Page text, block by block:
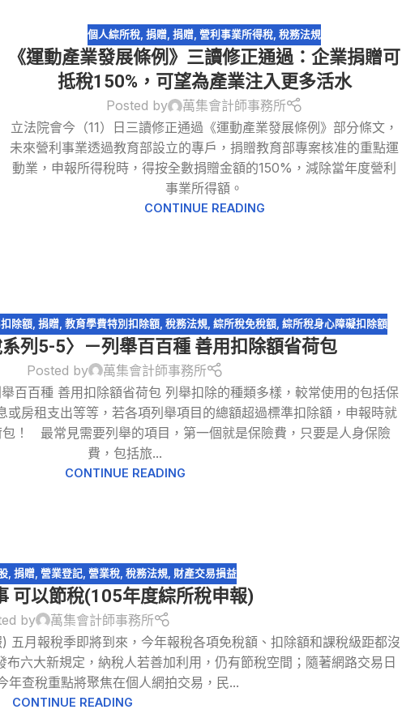
個人綜所稅,捐贈,捐贈,營利事業所得稅,稅務法規
《運動產業發展條例》三讀修正通過：企業捐贈可
抵稅150%，可望為產業注入更多活水
Posted by
萬集會計師事務所
立法院會今（11）日三讀修正通過《運動產業發展條例》部分條文，
未來營利事業透過教育部設立的專戶，捐贈教育部專案核准的重點運
動業，申報所得稅時，得按全數捐贈金額的150%，減除當年度營利
事業所得額。
CONTINUE READING
除額, 捐贈, 教育學費特別扣除額, 稅務法規, 綜所稅免稅額, 綜所稅身心障礙扣除額
系列5-5〉－列舉百百種 善用扣除額省荷包
Posted by
萬集會計師事務所
百百種 善用扣除額省荷包 列舉扣除的種類多樣，較常使用的包括保
或房租支出等等，若各項列舉項目的總額超過標準扣除額，申報時就
！ 最常見需要列舉的項目，第一個就是保險費，只要是人身保險
費，包括旅...
CONTINUE READING
,捐贈,營業登記,營業稅,稅務法規, 財產交易損益
可以節稅(105年度綜所稅申報)
by
萬集會計師事務所
五月報稅季即將到來，今年報稅各項免稅額、扣除額和課稅級距都沒
六大新規定，納稅人若善加利用，仍有節稅空間；隨著網路交易日
年查稅重點將聚焦在個人網拍交易，民...
CONTINUE READING